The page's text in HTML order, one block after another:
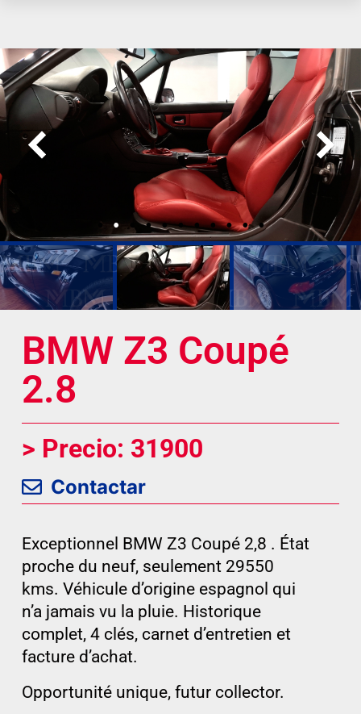
BMW Z3 Coupé
2.8
> Precio: 31900
Contactar
Exceptionnel BMW Z3 Coupé 2,8 . État
proche du neuf, seulement 29550
kms. Véhicule d’origine espagnol qui
n’a jamais vu la pluie. Historique
complet, 4 clés, carnet d’entretien et
facture d’achat.
Opportunité unique, futur collector.